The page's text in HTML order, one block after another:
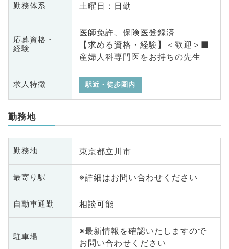
勤務体系 土曜日 : 日勤
応募資格・
経験
医師免許、保険医登録済
【求める資格・経験】＜歓迎＞■
産婦人科専門医をお持ちの先生
求人特徴 駅近・徒歩圏内
勤務地
勤務地 東京都立川市
最寄り駅 ※詳細はお問い合わせください
自動車通勤 相談可能
駐車場
※最新情報を確認いたしますので
お問い合わせください